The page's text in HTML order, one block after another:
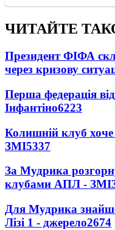
ЧИТАЙТЕ
Президент ФІФА
через кризову
Перша федерація
Інфантіно6223
Колишній клуб
ЗМІ5337
За Мудрика
клубами АПЛ - ЗМІ
Для Мудрика
Лізі 1 - джерело2674